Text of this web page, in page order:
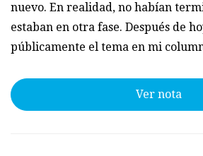
nuevo. En realidad, no habían
estaban en otra fase. Después de
públicamente el tema en mi
Ver nota